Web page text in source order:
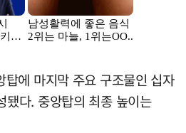
에 마지막 주요 구조물인 십자
됐다. 중앙탑의 최종 높이는